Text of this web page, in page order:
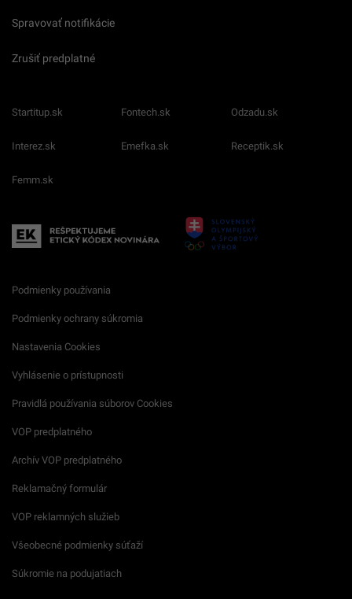
Spravovať notifikácie
Zrušiť predplatné
Startitup.sk Fontech.sk Odzadu.sk
Interez.sk Emefka.sk Receptik.sk
Femm.sk
Podmienky používania
Podmienky ochrany súkromia
Nastavenia Cookies
Vyhlásenie o prístupnosti
Pravidlá používania súborov Cookies
VOP predplatného
Archív VOP predplatného
Reklamačný formulár
VOP reklamných služieb
Všeobecné podmienky súťaží
Súkromie na podujatiach